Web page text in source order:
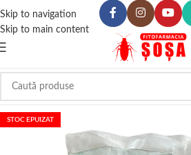
Skip to navigation
Skip to main content
STOC EPUIZAT